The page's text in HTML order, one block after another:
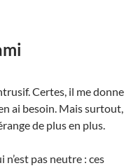
Certes, il me donne
ai besoin. Mais surtout,
de plus en plus.
pas neutre : ces